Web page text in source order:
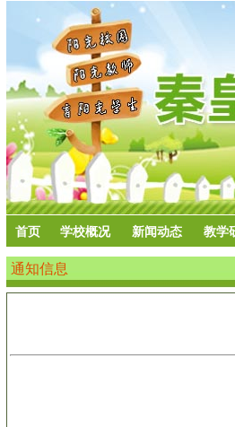
首页 学校概况 新闻动态 教学
通知信息